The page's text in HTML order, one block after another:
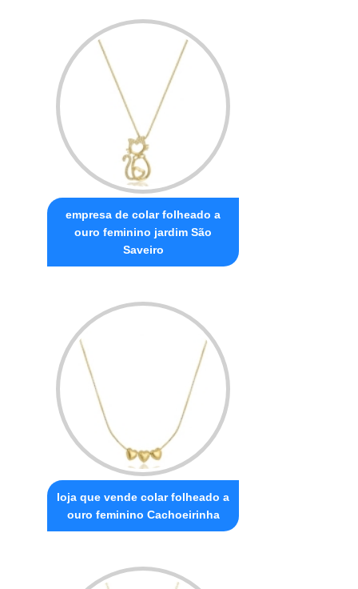
empresa de colar folheado a
ouro feminino jardim São
Saveiro
loja que vende colar folheado a
ouro feminino Cachoeirinha